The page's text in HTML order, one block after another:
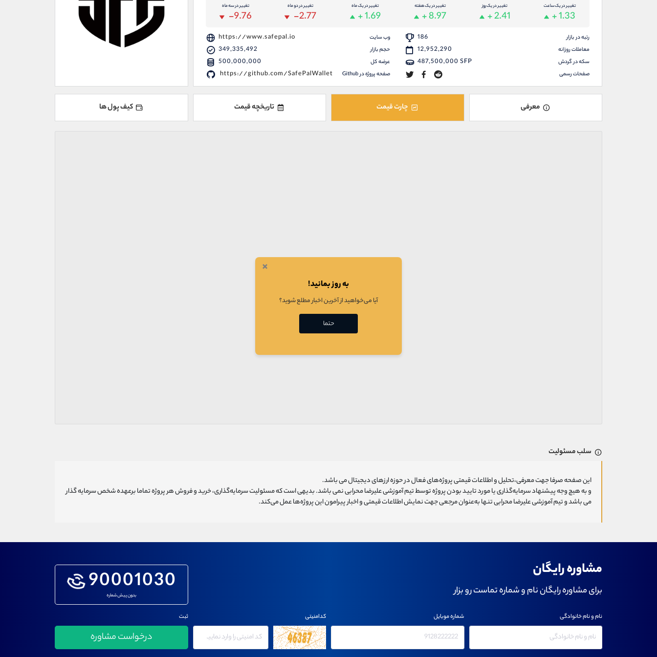
تغییر در یک ساعت
+ 1.33
تغییر در یک روز
+ 2.41
تغییر در یک هفته
+ 8.97
تغییر در یک ماه
+ 1.69
تغییر در دو ماه
-2.77
تغییر در سه ماه
-9.76
رتبه در بازار 186 وب سایت https://www.safepal.io
معاملات روزانه 12,952,290 حجم بازار 349,335,492
سکه در گردش 487,500,000 SFP عرضه کل 500,000,000
صفحات رسمی صفحه پروژه در Github https://github.com/SafePalWallet
معرفی چارت قیمت تاریخچه قیمت کیف پول ها
سلب مسئولیت
این صفحه صرفا جهت معرفی،تحلیل و اطلاعات قیمتی پروژه‌های فعال در حوزه ارزهای دیجیتال می باشد.
و به هیچ وجه پیشنهاد سرمایه‌گذاری یا مورد تایید بودن پروژه توسط تیم آموزشی علیرضا محرابی نمی باشد. بدیهی است که مسئولیت سرمایه‌گذاری، خرید و فروش هر پروژه تماما برعهده شخص سرمایه گذار
می باشد و تیم آموزشی علیرضا محرابی تنها به‌عنوان مرجعی جهت نمایش اطلاعات قیمتی و اخبار پیرامون این پروژه‌‌ها عمل می‌کند.
مشاوره رایگان
برای مشاوره رایگان نام و شماره تماست رو بزار 90001030
بدون پیش شماره
نام و نام خانوادگی شماره موبایل کدامنیتی ثبت
×
به روز بمانید!
آیا می‌خواهید از آخرین اخبار مطلع شوید؟
حتما